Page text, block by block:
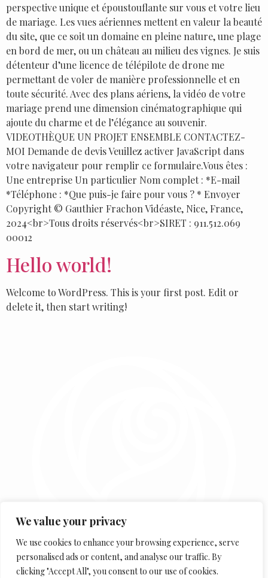
We value your privacy
We use cookies to enhance your browsing experience, serve
personalised ads or content, and analyse our traffic. By
clicking "Accept All", you consent to our use of cookies.
perspective unique et époustouflante sur vous et votre lieu
de mariage. Les vues aériennes mettent en valeur la beauté
du site, que ce soit un domaine en pleine nature, une plage
en bord de mer, ou un château au milieu des vignes. Je suis
détenteur d’une licence de télépilote de drone me
permettant de voler de manière professionnelle et en
toute sécurité. Avec des plans aériens, la vidéo de votre
mariage prend une dimension cinématographique qui
ajoute du charme et de l’élégance au souvenir.
VIDEOTHÈQUE UN PROJET ENSEMBLE CONTACTEZ-
MOI Demande de devis Veuillez activer JavaScript dans
votre navigateur pour remplir ce formulaire.Vous êtes :
Une entreprise Un particulier Nom complet : *E-mail
*Téléphone : *Que puis-je faire pour vous ? * Envoyer
Copyright © Gauthier Frachon Vidéaste, Nice, France,
2024<br>Tous droits réservés<br>SIRET : 911.512.069
00012
Hello world!
Welcome to WordPress. This is your first post. Edit or
delete it, then start writing!